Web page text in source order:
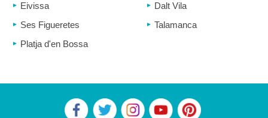
Eivissa
Dalt Vila
Ses Figueretes
Talamanca
Platja d'en Bossa